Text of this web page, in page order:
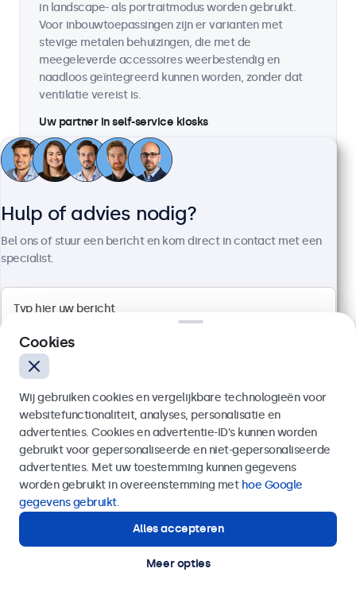
in landscape- als portraitmodus worden gebruikt.
Voor inbouwtoepassingen zijn er varianten met
stevige metalen behuizingen, die met de
meegeleverde accessoires weerbestendig en
naadloos geïntegreerd kunnen worden, zonder dat
ventilatie vereist is.
Uw partner in self-service kiosks
Bij Beetronics hebben we een ruim assortiment
monitorenentouchscreens
meer dan 60 verschillende modellen en opties voor
volledig maatwerk bieden wij een passende
displayoplossing voor elke omgeving. Benieuwd welk
self-service display geschikt is voor uw applicatie?
helpen u graag bij het maken van de juiste keuze en
staan klaar om al uw vragen te beantwoorden over
Displaypartner van toonaangevende bedrijven
Hulp of advies nodig?
Bel ons of stuur een bericht en kom direct in contact met een
specialist.
Verzenden
Of bel ons op
Hulp of advies nodig?
Direct contact met een specialist.
Cookies
Wij gebruiken cookies en vergelijkbare technologieën voor
websitefunctionaliteit, analyses, personalisatie en
advertenties. Cookies en advertentie-ID’s kunnen worden
gebruikt voor gepersonaliseerde en niet-gepersonaliseerde
advertenties. Met uw toestemming kunnen gegevens
worden gebruikt in overeenstemming met hoe Google
gegevens gebruikt.
Alles accepteren
Meer opties